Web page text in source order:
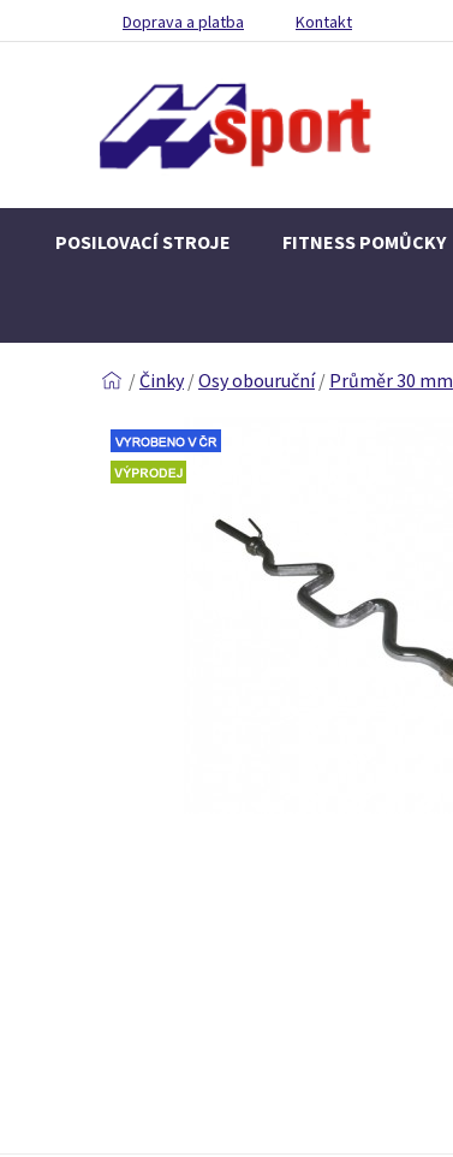
Doprava a platba Kontakt
POSILOVACÍ STROJE FITNESS POMŮCKY
/Činky /Osy obouruční / Průměr 30 mm